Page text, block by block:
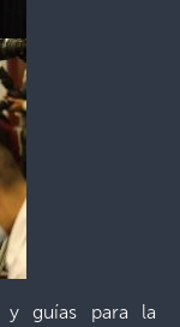
y guías para la